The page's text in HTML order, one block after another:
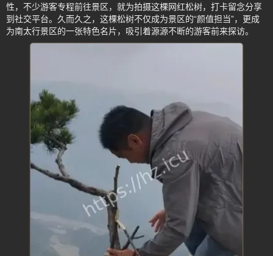
性，不少游客专程前往景区，就为拍摄这棵网红松树，打卡留念分享
到社交平台。久而久之，这棵松树不仅成为景区的“颜值担当”，更成
为南太行景区的一张特色名片，吸引着源源不断的游客前来探访。